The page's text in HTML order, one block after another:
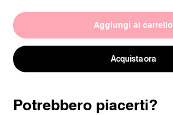
Aggiungi al carrello
Acquista ora
Potrebbero piacerti?